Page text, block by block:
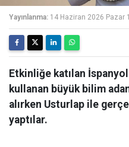
Yayınlanma: 14 Haziran 2026 Pazar
Etkinliğe katılan
kullanan büyük bilim
alırken Usturlap ile
yaptılar.